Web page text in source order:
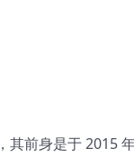
其前身是于 2015